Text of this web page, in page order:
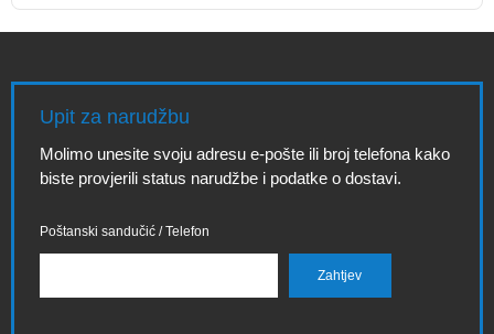
Upit za narudžbu
Molimo unesite svoju adresu e-pošte ili broj telefona kako
biste provjerili status narudžbe i podatke o dostavi.
Poštanski sandučić / Telefon